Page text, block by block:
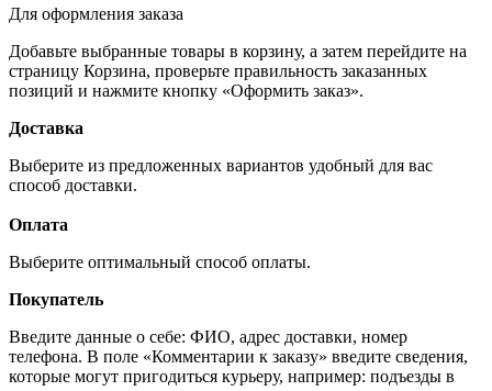
Для оформления заказа
Добавьте выбранные товары в корзину, а затем перейдите на
страницу Корзина, проверьте правильность заказанных
позиций и нажмите кнопку «Оформить заказ».
Доставка
Выберите из предложенных вариантов удобный для вас
способ доставки.
Оплата
Выберите оптимальный способ оплаты.
Покупатель
Введите данные о себе: ФИО, адрес доставки, номер
телефона. В поле «Комментарии к заказу» введите сведения,
которые могут пригодиться курьеру, например: подъезды в